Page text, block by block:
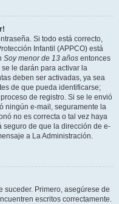
Si todo está correcto,
Infantil (APPCO) está
Soy menor de 13 años entonces
le darán para activar la
deben ser activadas, ya sea
de que pueda identificarse;
de registro. Si se le envió
ningún e-mail, seguramente la
no es correcta o tal vez haya
seguro de que la dirección de e-
a La Administración.
suceder. Primero, asegúrese de
escritos correctamente.